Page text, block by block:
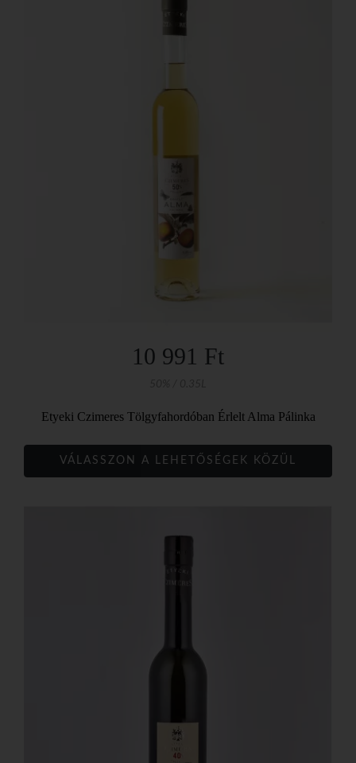
10 991 Ft
Etyeki Czimeres Tölgyfahordóban Érlelt Alma Pálinka
VÁLASSZON A LEHETŐSÉGEK KÖZÜL